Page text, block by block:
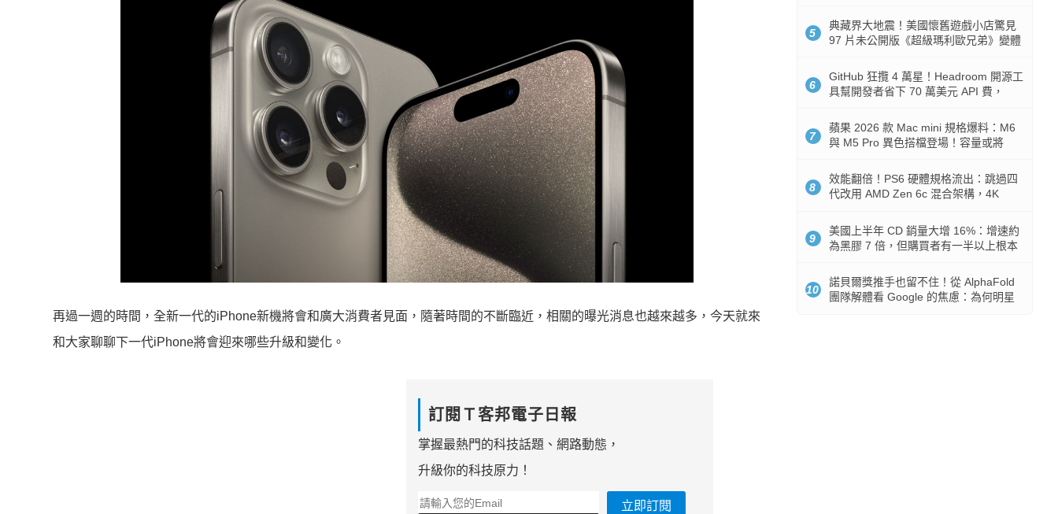
再過一週的時間，全新一代的iPhone新機將會和廣大消費者見面，隨著時間的不斷臨近，相關的曝光消息也越來越多，今天就來
和大家聊聊下一代iPhone將會迎來哪些升級和變化。
訂閱Ｔ客邦電子日報
掌握最熱門的科技話題、網路動態，
升級你的科技原力！
立即訂閱
5
典藏界大地震！美國懷舊遊戲小店驚見
97 片未公開版《超級瑪利歐兄弟》變體
6
GitHub 狂攬 4 萬星！Headroom 開源工
具幫開發者省下 70 萬美元 API 費，
7
蘋果 2026 款 Mac mini 規格爆料：M6
與 M5 Pro 異色搭檔登場！容量或將
8
效能翻倍！PS6 硬體規格流出：跳過四
代改用 AMD Zen 6c 混合架構，4K
9
美國上半年 CD 銷量大增 16%：增速約
為黑膠 7 倍，但購買者有一半以上根本
10
諾貝爾獎推手也留不住！從 AlphaFold
團隊解體看 Google 的焦慮：為何明星